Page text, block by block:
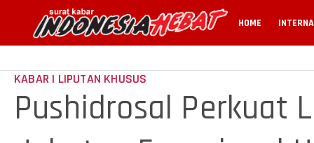
HOME
KABAR | LIPUTAN KHUSUS
Pushidrosal Perkuat